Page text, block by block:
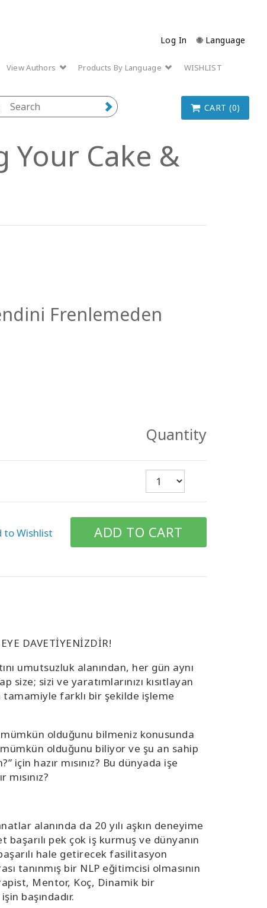
Log In 🌐 Language
View Authors Products By Language WISHLIST
CART (0)
Your Cake &
Frenlemeden
Quantity
to Wishlist
DAVETİYENİZDİR!
umutsuzluk alanından, her gün aynı
sizi ve yaratımlarınızı kısıtlayan
tamamiyle farklı bir şekilde işleme
mümkün olduğunu bilmeniz konusunda
olduğunu biliyor ve şu an sahip
hazır mısınız? Bu dünyada işe
alanında da 20 yılı aşkın deneyime
pek çok iş kurmuş ve dünyanın
hale getirecek fasilitasyon
tanınmış bir NLP eğitimcisi olmasının
Mentor, Koç, Dinamik bir
başındadır.